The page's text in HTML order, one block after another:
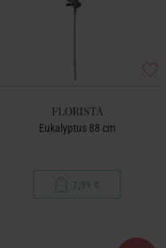
FLORISTA
Eukalyptus 88 cm
7,99 €